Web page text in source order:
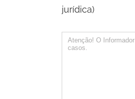
jurídica)
Comentário